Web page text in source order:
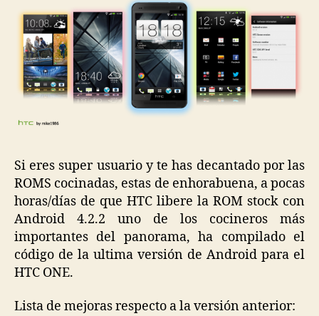
Si eres super usuario y te has decantado por las
ROMS cocinadas, estas de enhorabuena, a pocas
horas/días de que HTC libere la ROM stock con
Android 4.2.2 uno de los cocineros más
importantes del panorama, ha compilado el
código de la ultima versión de Android para el
HTC ONE.
Lista de mejoras respecto a la versión anterior: